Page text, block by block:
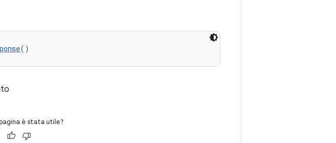
()
è stata utile?